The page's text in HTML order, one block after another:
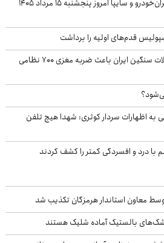
تغییر تند قیمت محصولات ایران‌خودرو و سایپا امروز پنجشنبه ۱۵ مرداد ۱۴۰۵
قدم‌های اولیه را برداشت
آسوشیتدپرس افشا کرد: حملات سنگین ایران باعث ضربه مغزی ۷۰۰ نظامی
به اظهارات سردار کوثری: شهدا هیچ تلفن
با درد و افسردگی کمتر را کشف کردند
معاون استاندار هرمزگان تکذیب شد
بالستیک آماده شلیک هستند